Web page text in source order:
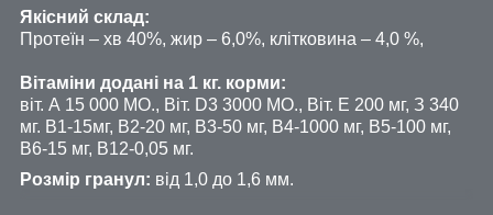
Якісний склад:
Протеїн – хв 40%, жир – 6,0%, клітковина – 4,0 %,
Вітаміни додані на 1 кг. корми:
віт. А 15 000 МО., Віт. D3 3000 МО., Віт. Е 200 мг, З 340
мг. В1-15мг, В2-20 мг, В3-50 мг, В4-1000 мг, В5-100 мг,
В6-15 мг, В12-0,05 мг.
Розмір гранул: від 1,0 до 1,6 мм.